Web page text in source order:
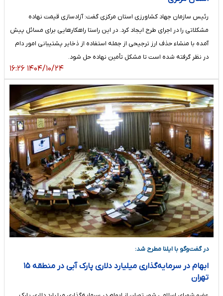
رئیس سازمان جهاد کشاورزی استان مرکزی گفت: آزادسازی قیمت‌ نهاده
مشکلاتی را در اجرای طرح ایجاد کرد. در این راستا راهکارهایی برای مسائل پیش
آمده با منشاء حذف ارز ترجیحی از جمله استفاده از ذخایر پشتیبانی امور دام
در نظر گرفته شده است تا مشکل تأمین نهاده حل شود.
۱۴۰۴/۱۰/۲۴ ۱۶:۲۶
در گفت‌وگو با ایلنا مطرح شد:
ابهام در سرمایه‌گذاری میلیارد دلاری پارک آبی در منطقه ۱۵
تهران